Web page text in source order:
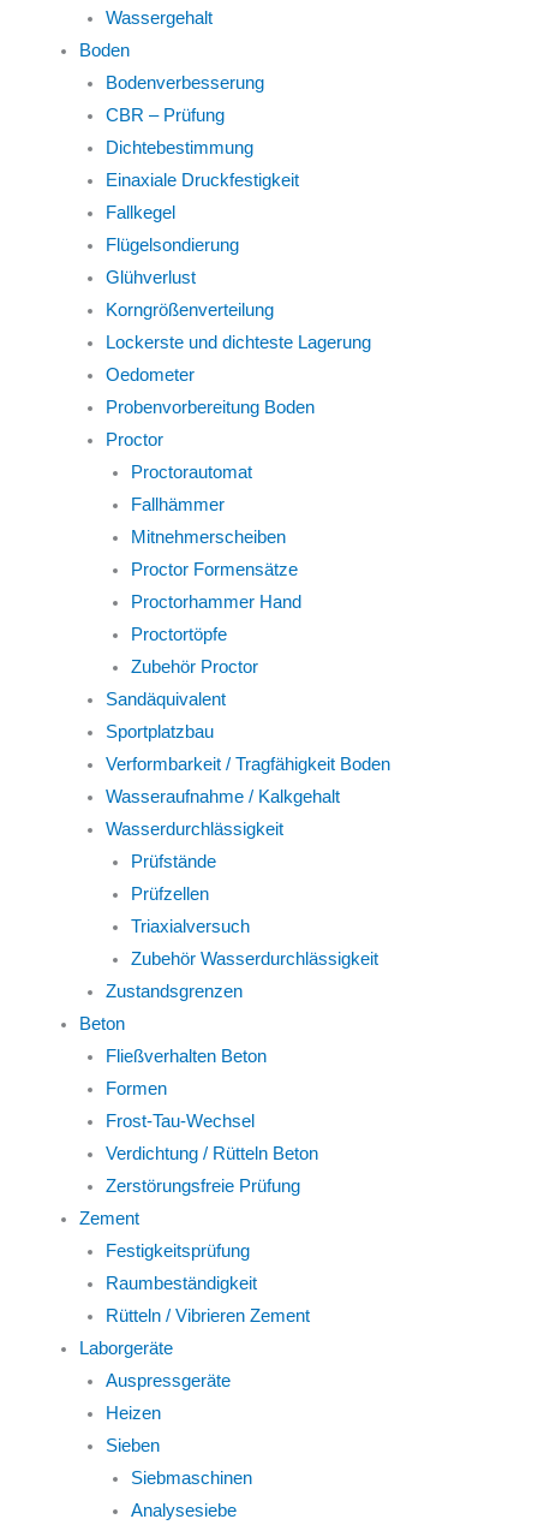
Wassergehalt
Boden
Bodenverbesserung
CBR – Prüfung
Dichtebestimmung
Einaxiale Druckfestigkeit
Fallkegel
Flügelsondierung
Glühverlust
Korngrößenverteilung
Lockerste und dichteste Lagerung
Oedometer
Probenvorbereitung Boden
Proctor
Proctorautomat
Fallhämmer
Mitnehmerscheiben
Proctor Formensätze
Proctorhammer Hand
Proctortöpfe
Zubehör Proctor
Sandäquivalent
Sportplatzbau
Verformbarkeit / Tragfähigkeit Boden
Wasseraufnahme / Kalkgehalt
Wasserdurchlässigkeit
Prüfstände
Prüfzellen
Triaxialversuch
Zubehör Wasserdurchlässigkeit
Zustandsgrenzen
Beton
Fließverhalten Beton
Formen
Frost-Tau-Wechsel
Verdichtung / Rütteln Beton
Zerstörungsfreie Prüfung
Zement
Festigkeitsprüfung
Raumbeständigkeit
Rütteln / Vibrieren Zement
Laborgeräte
Auspressgeräte
Heizen
Sieben
Siebmaschinen
Analysesiebe